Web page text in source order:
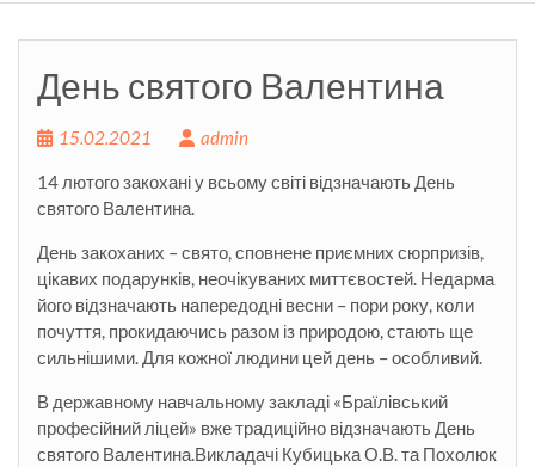
День святого Валентина
15.02.2021 admin
14 лютого закохані у всьому світі відзначають День
святого Валентина.
День закоханих – свято, сповнене приємних сюрпризів,
цікавих подарунків, неочікуваних миттєвостей. Недарма
його відзначають напередодні весни – пори року, коли
почуття, прокидаючись разом із природою, стають ще
сильнішими. Для кожної людини цей день – особливий.
В державному навчальному закладі «Браїлівський
професійний ліцей» вже традиційно відзначають День
святого Валентина.Викладачі Кубицька О.В. та Похолюк